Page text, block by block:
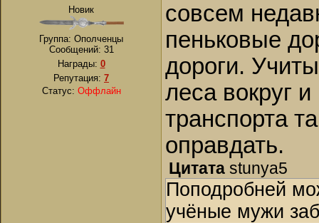
Новик
Группа: Ополченцы
Сообщений: 31
Награды: 0
Репутация: 7
Статус: Оффлайн
совсем
пеньковые
дороги.
леса вокруг
транспорта
оправдать.
Цитата stunya5
Поподробней
учёные мужи